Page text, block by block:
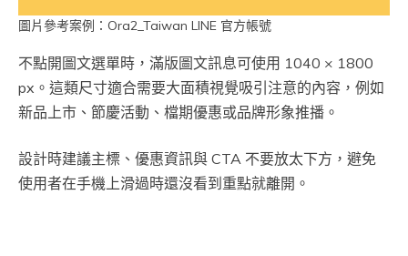
圖片參考案例：Ora2_Taiwan LINE 官方帳號
不點開圖文選單時，滿版圖文訊息可使用 1040 × 1800
px。這類尺寸適合需要大面積視覺吸引注意的內容，例如
新品上市、節慶活動、檔期優惠或品牌形象推播。
設計時建議主標、優惠資訊與 CTA 不要放太下方，避免
使用者在手機上滑過時還沒看到重點就離開。